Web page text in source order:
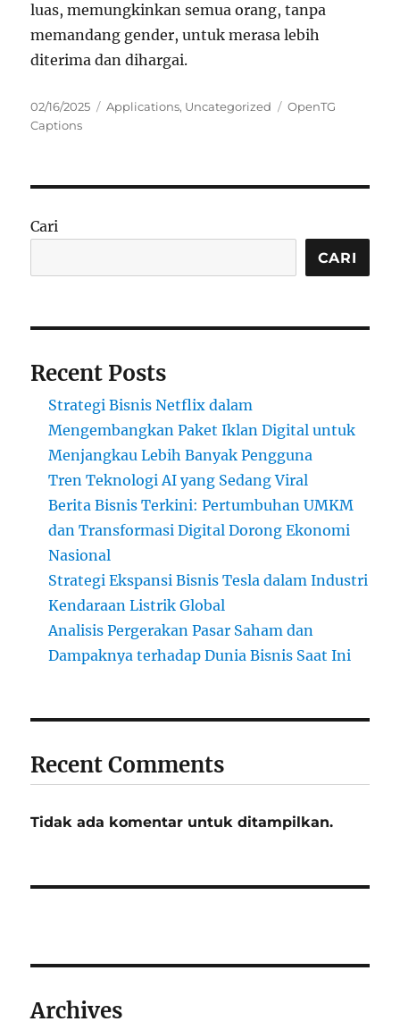
luas, memungkinkan semua orang, tanpa
memandang gender, untuk merasa lebih
diterima dan dihargai.
Posted
on
02/16/2025 Categories
Applications, Uncategorized Tags
OpenTG
Captions
Cari
CARI
Recent Posts
Strategi Bisnis Netflix dalam
Mengembangkan Paket Iklan Digital untuk
Menjangkau Lebih Banyak Pengguna
Tren Teknologi AI yang Sedang Viral
Berita Bisnis Terkini: Pertumbuhan UMKM
dan Transformasi Digital Dorong Ekonomi
Nasional
Strategi Ekspansi Bisnis Tesla dalam Industri
Kendaraan Listrik Global
Analisis Pergerakan Pasar Saham dan
Dampaknya terhadap Dunia Bisnis Saat Ini
Recent Comments
Tidak ada komentar untuk ditampilkan.
Archives